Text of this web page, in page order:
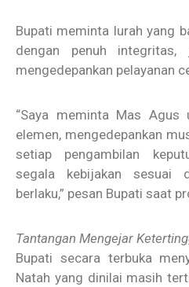
Bupati meminta lurah yang
dengan penuh integritas,
mengedepankan pelayanan
“Saya meminta Mas Agus
elemen, mengedepankan
setiap pengambilan
segala kebijakan sesuai
berlaku,” pesan Bupati saat
Tantangan Mengejar
Bupati secara terbuka
Natah yang dinilai masih